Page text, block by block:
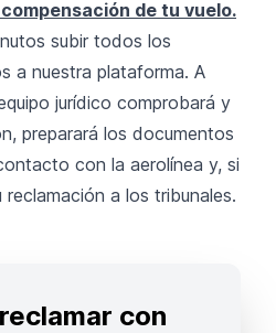
de tu vuelo.
subir todos los
a nuestra plataforma. A
jurídico comprobará y
preparará los documentos
con la aerolínea y, si
a los tribunales.
con